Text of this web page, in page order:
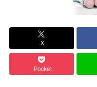
X
Pocket